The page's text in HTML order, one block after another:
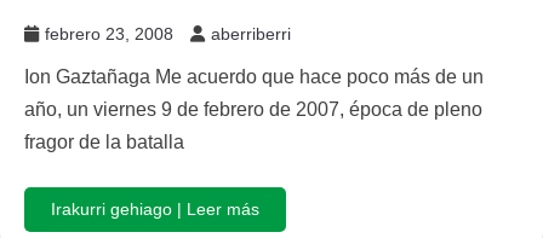
febrero 23, 2008 aberriberri
Ion Gaztañaga Me acuerdo que hace poco más de un
año, un viernes 9 de febrero de 2007, época de pleno
fragor de la batalla
Irakurri gehiago | Leer más